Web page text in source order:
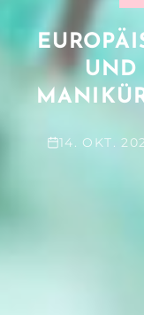
UND
14. OKT.